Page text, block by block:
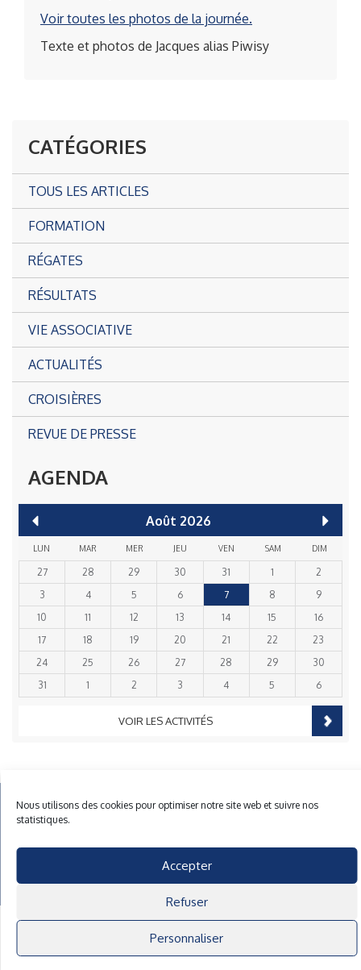
Nous utilisons des cookies pour optimiser notre site web et suivre nos
statistiques.
Accepter
Refuser
Personnaliser
Voir toutes les photos de la journée.
Texte et photos de Jacques alias Piwisy
CATÉGORIES
TOUS LES ARTICLES
FORMATION
RÉGATES
RÉSULTATS
VIE ASSOCIATIVE
ACTUALITÉS
CROISIÈRES
REVUE DE PRESSE
AGENDA
Août 2026
LUN MAR MER JEU VEN SAM DIM
27 28 29 30 31 1
2
3
4 5 6 7 8
9
10
11 12 13 14 15
16
17
18 19 20 21 22
23
24
25 26 27 28 29
30
31
1 2 3 4 5 6
VOIR LES ACTIVITÉS
Mentions Légales Plan du site Gestion des cookies
Facebook